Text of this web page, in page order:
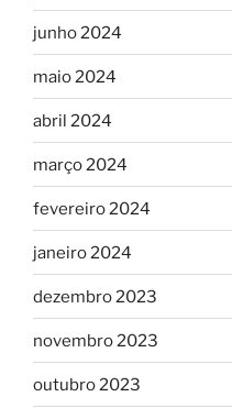
junho 2024
maio 2024
abril 2024
março 2024
fevereiro 2024
janeiro 2024
dezembro 2023
novembro 2023
outubro 2023